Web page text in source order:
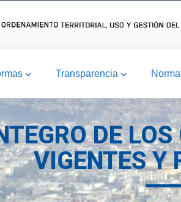
Transparencia
DE
VIGENTES Y